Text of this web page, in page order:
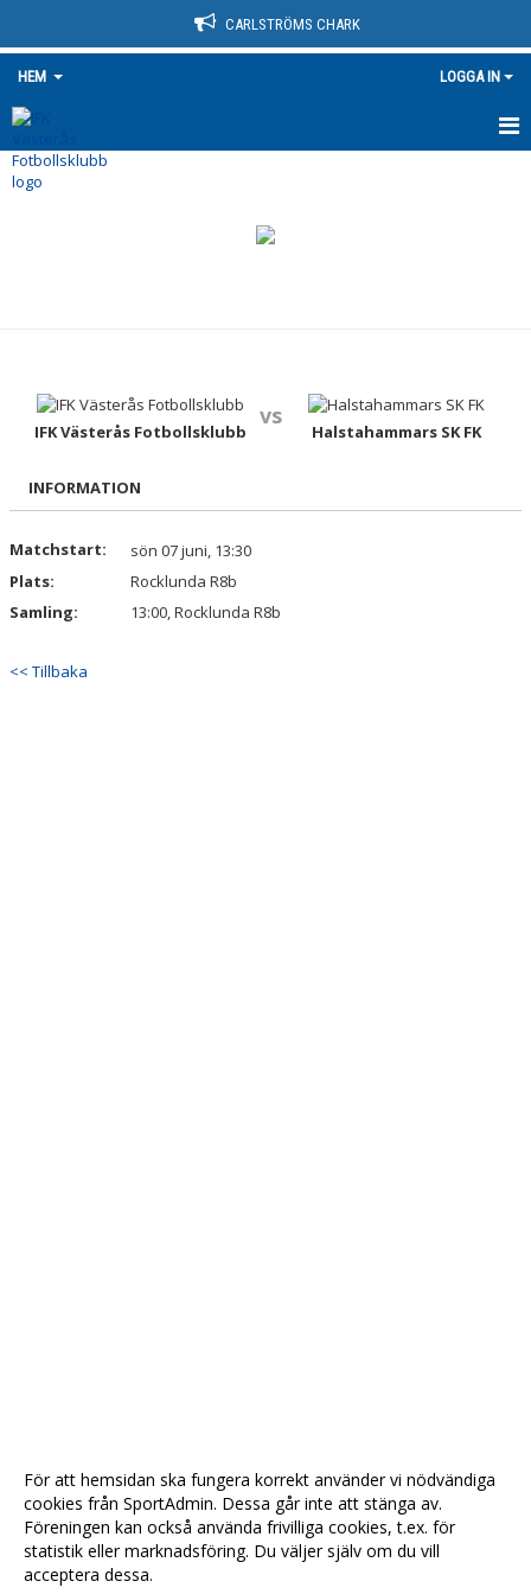
CARLSTRÖMS CHARK
HEM LOGGA IN
HEM
BILDGALLERI
DOKUMENT
MATCHER
WEBSHOP
IFK Västerås Fotbollsklubb
vs
Halstahammars SK FK
INFORMATION
Matchstart:
sön 07 juni, 13:30
Plats:
Rocklunda R8b
Samling:
13:00, Rocklunda R8b
<< Tillbaka
För att hemsidan ska fungera korrekt använder vi nödvändiga
cookies från SportAdmin. Dessa går inte att stänga av.
Föreningen kan också använda frivilliga cookies, t.ex. för
statistik eller marknadsföring. Du väljer själv om du vill
acceptera dessa.